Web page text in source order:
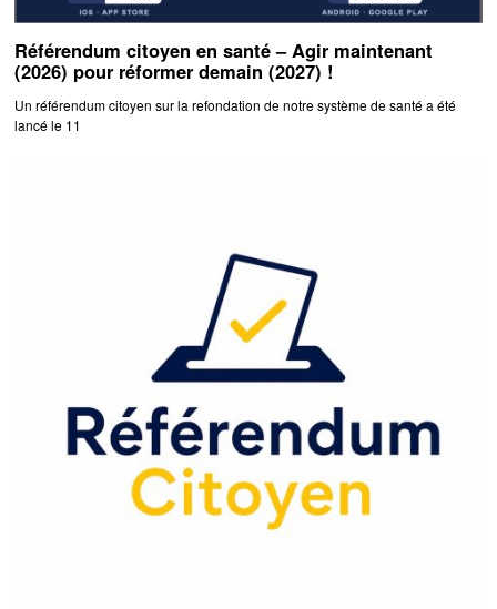
Référendum citoyen en santé – Agir maintenant
(2026) pour réformer demain (2027) !
Un référendum citoyen sur la refondation de notre système de santé a été
lancé le 11